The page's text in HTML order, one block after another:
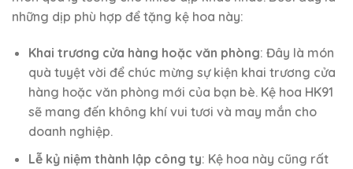
những dịp phù hợp để tặng kệ hoa này:
Khai trương cửa hàng hoặc văn phòng: Đây là món
quà tuyệt vời để chúc mừng sự kiện khai trương cửa
hàng hoặc văn phòng mới của bạn bè. Kệ hoa HK91
sẽ mang đến không khí vui tươi và may mắn cho
doanh nghiệp.
Lễ kỷ niệm thành lập công ty: Kệ hoa này cũng rất